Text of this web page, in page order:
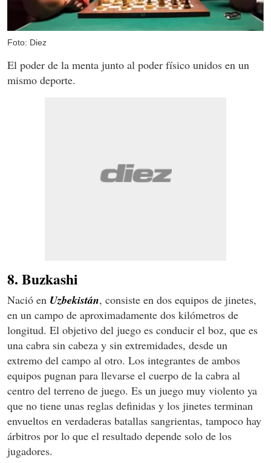
Foto: Diez
El poder de la menta junto al poder físico unidos en un
mismo deporte.
8. Buzkashi
Nació en Uzbekistán, consiste en dos equipos de jinetes,
en un campo de aproximadamente dos kilómetros de
longitud. El objetivo del juego es conducir el boz, que es
una cabra sin cabeza y sin extremidades, desde un
extremo del campo al otro.​ Los integrantes de ambos
equipos pugnan para llevarse el cuerpo de la cabra al
centro del terreno de juego. Es un juego muy violento ya
que no tiene unas reglas definidas y los jinetes terminan
envueltos en verdaderas batallas sangrientas, tampoco hay
árbitros por lo que el resultado depende solo de los
jugadores.